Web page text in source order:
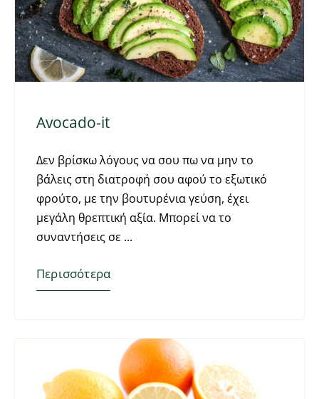
Avocado-it
Δεν βρίσκω λόγους να σου πω να μην το
βάλεις στη διατροφή σου αφού το εξωτικό
φρούτο, με την βουτυρένια γεύση, έχει
μεγάλη θρεπτική αξία. Μπορεί να το
συναντήσεις σε
Περισσότερα